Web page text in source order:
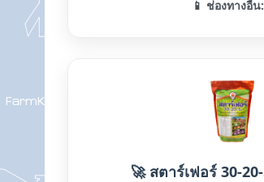
📱 ช่องทางอื่น:
🚀 สตาร์เฟอร์ 30-